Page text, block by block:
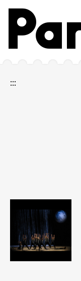
跳到主要內容區塊
網站導覽
:::